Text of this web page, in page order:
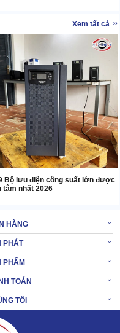
Xem tất cả
Bộ lưu điện công suất lớn được
tâm nhất 2026
HÀNG
PHÁT
PHẨM
TOÁN
TÔI